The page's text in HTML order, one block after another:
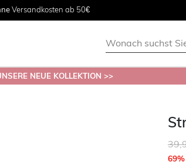
Versandkosten ab 50€
Grösse38 - 54
innerhalb 30 Tagen
NEUE KOLLEKTION >>
69